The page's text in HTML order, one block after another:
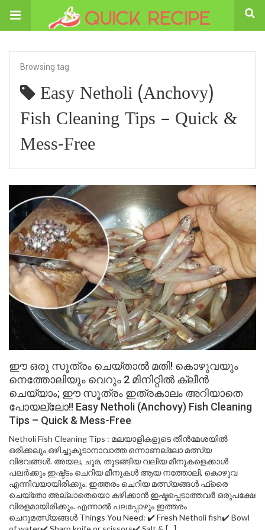
Browsing tag
Easy Netholi (Anchovy)
Fish Cleaning Tips – Quick &
Mess-Free
ഈ ഒരു സൂത്രം ചെയ്താൽ മതി! കൊഴുവയും
നെത്തോലിയും വെറും 2 മിനിറ്റിൽ ക്ലീൻ
ചെയ്യാം; ഈ സൂത്രം ഇത്രകാലം അറിയാതെ
പോയല്ലോ!! Easy Netholi (Anchovy) Fish Cleaning
Tips – Quick & Mess-Free
Netholi Fish Cleaning Tips : മലയാളികളുടെ തീൻമേശയിൽ
ഒരിക്കലും ഒഴിച്ചുകൂടാനാവാത്ത ഒന്നാണല്ലോ മത്സ്യ
വിഭവങ്ങൾ. അയല, ചൂര, തുടങ്ങിയ വലിയ മീനുകളെക്കാൾ
പലർക്കും ഇഷ്ട്ടം ചെറിയ മീനുകൾ ആയ നത്തോലി, കൊഴുവ
എന്നിവയായിരിക്കും. ഇത്തരം ചെറിയ മത്സ്യങ്ങൾ ഫ്രൈ
ചെയ്തോ അല്ലാതെയൊ കഴിക്കാൻ ഇഷ്ടപ്പെടാത്തവർ ഒരുപക്ഷേ
വിരളമായിരിക്കും. എന്നാൽ പലപ്പോഴും ഇത്തരം
ചെറുമത്സ്യങ്ങൾ Things You Need: ✔️ Fresh Netholi fish✔️ Bowl